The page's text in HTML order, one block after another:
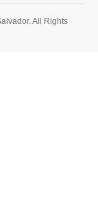
All Rights